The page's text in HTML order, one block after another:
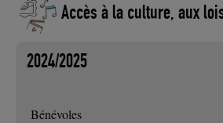
Accès à la culture, aux
2024/2025
Bénévoles